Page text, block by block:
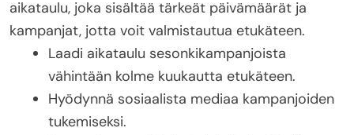
aikataulu, joka sisältää tärkeät päivämäärät ja
kampanjat, jotta voit valmistautua etukäteen.
Laadi aikataulu sesonkikampanjoista
vähintään kolme kuukautta etukäteen.
Hyödynnä sosiaalista mediaa kampanjoiden
tukemiseksi.